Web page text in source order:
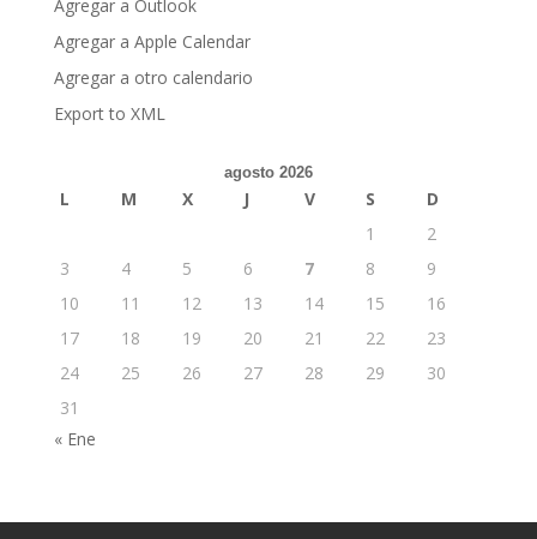
Agregar a Outlook
Agregar a Apple Calendar
Agregar a otro calendario
Export to XML
agosto 2026
L M X J V S
D
1
2
3
4 5 6 7 8
9
10
11 12 13 14 15
16
17
18 19 20 21 22
23
24
25 26 27 28 29
30
31
« Ene